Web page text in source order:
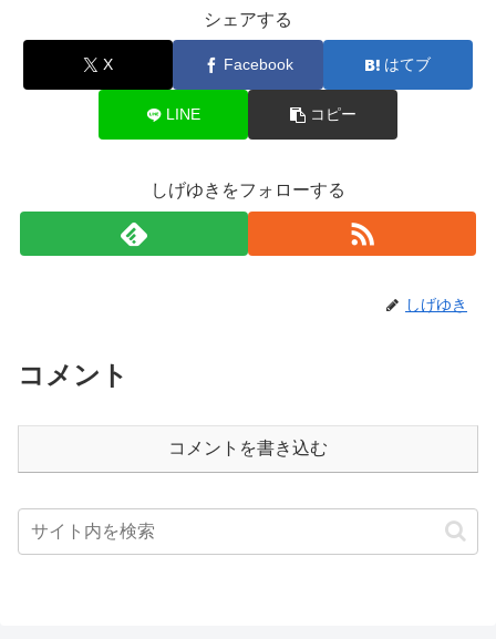
シェアする
X Facebook はてブ
LINE コピー
しげゆきをフォローする
しげゆき
コメント
コメントを書き込む